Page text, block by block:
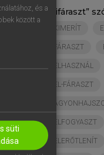
„ kifáraszt”
KIMERÍT
FÁRASZT
ELHASZNÁL
EL-FÁRASZT
ELFOGYASZT
ELERŐTLENÍT
és a
között a
süti